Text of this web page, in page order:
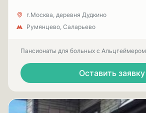
г.Москва, деревня Дудкино
Румянцево, Саларьево
Пансионаты для больных с Альцгеймером
Оставить заявку